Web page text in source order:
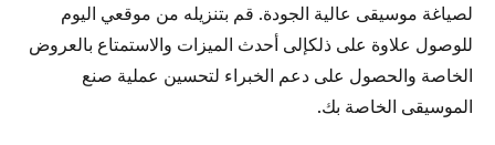
لصياغة موسيقى عالية الجودة. قم بتنزيله من موقعي اليوم
للوصول علاوة على ذلكإلى أحدث الميزات والاستمتاع بالعروض
الخاصة والحصول على دعم الخبراء لتحسين عملية صنع
الموسيقى الخاصة بك.